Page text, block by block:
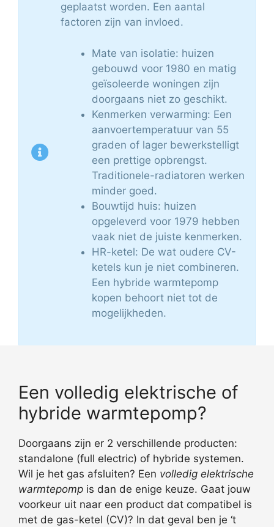
geplaatst worden. Een aantal
factoren zijn van invloed.
Mate van isolatie: huizen
gebouwd voor 1980 en matig
geïsoleerde woningen zijn
doorgaans niet zo geschikt.
Kenmerken verwarming: Een
aanvoertemperatuur van 55
graden of lager bewerkstelligt
een prettige opbrengst.
Traditionele-radiatoren werken
minder goed.
Bouwtijd huis: huizen
opgeleverd voor 1979 hebben
vaak niet de juiste kenmerken.
HR-ketel: De wat oudere CV-
ketels kun je niet combineren.
Een hybride warmtepomp
kopen behoort niet tot de
mogelijkheden.
Een volledig elektrische of
hybride warmtepomp?
Doorgaans zijn er 2 verschillende producten:
standalone (full electric) of hybride systemen.
Wil je het gas afsluiten? Een volledig elektrische
warmtepomp is dan de enige keuze. Gaat jouw
voorkeur uit naar een product dat compatibel is
met de gas-ketel (CV)? In dat geval ben je ‘t